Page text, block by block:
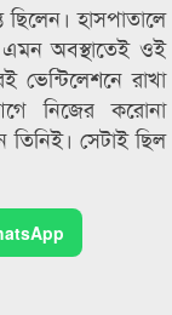
ছিলেন। হাসপাতালে
এমন অবস্থাতেই ওই
ভেন্টিলেশনে রাখা
নিজের করোনা
সেটাই ছিল